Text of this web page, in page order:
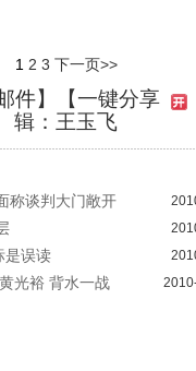
1 2 3 下一页>>
件】
【一键分享
辑：王玉飞
称谈判大门敞开
是误读
光裕 背水一战